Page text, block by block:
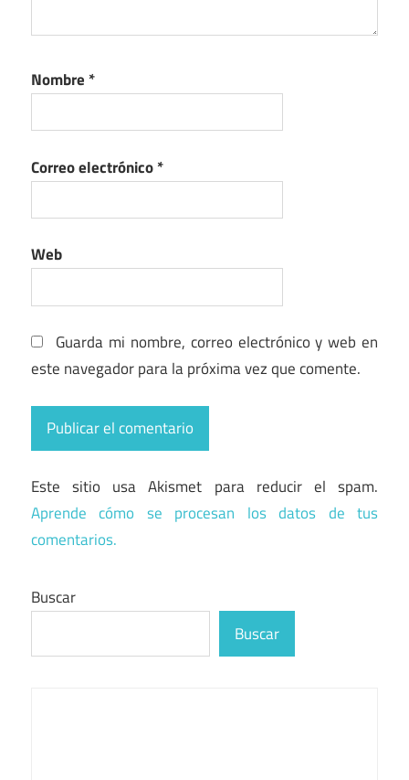
Nombre *
Correo electrónico*
Web
Guarda mi nombre, correo electrónico y web en
este navegador para la próxima vez que comente.
Este sitio usa Akismet para reducir el spam.
Aprende cómo se procesan los datos de tus
comentarios.
Buscar
Buscar